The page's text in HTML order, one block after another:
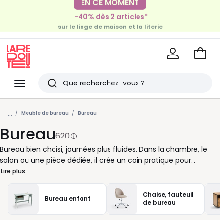
EN CE MOMENT
-30€ tous les 100€*
-40% dès 2 articles*
sur le linge de maison et la literie
Menu
Redoute
Rechercher
Derniers
articles
vus
Voir
... Meuble de bureau Bureau
Bureau620
Bureau bien choisi, journées plus fluides. Dans la chambre, le
salon ou une pièce dédiée, il crée un coin pratique pour
travailler, écrire, classer ou aider les enfants à faire leurs
devoirs. Petit format pour les espaces serrés, grand plateau
pour étaler ordinateur, cahiers et papiers, modèle avec tiroirs
pour garder l’essentiel à portée de main : à chacun sa façon de
s’organiser. Bois clair pour une ambiance douce, métal pour
Lire plus
Bureau enfant
Chaise, fauteuil
de bureau